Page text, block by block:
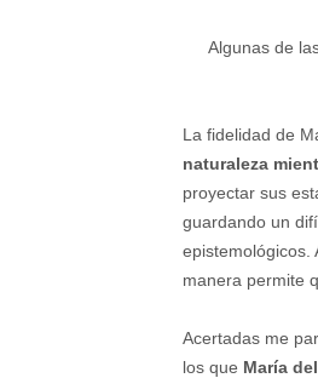
Algunas de
La fidelidad de
naturaleza
proyectar sus
guardando un
epistemológicos.
manera permite
Acertadas me
los que María